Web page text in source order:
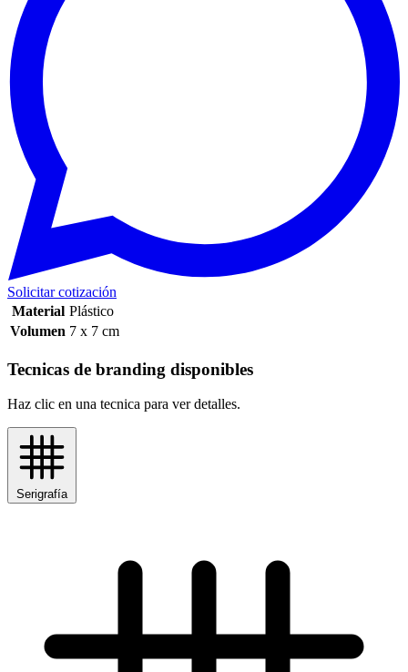
Solicitar cotización
Material Plástico
Volumen 7 x 7 cm
Tecnicas de branding disponibles
Haz clic en una tecnica para ver detalles.
Serigrafía